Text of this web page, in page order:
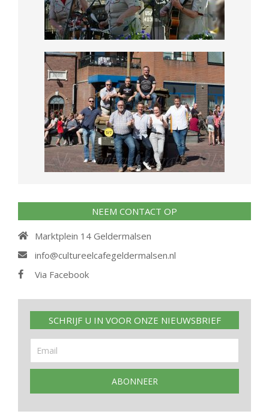
NEEM CONTACT OP
Marktplein 14 Geldermalsen
info@cultureelcafegeldermalsen.nl
Via Facebook
SCHRIJF U IN VOOR ONZE NIEUWSBRIEF